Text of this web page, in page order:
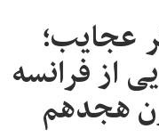
فرانسه
هجدهم